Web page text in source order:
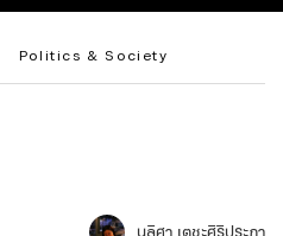
Politics & Society